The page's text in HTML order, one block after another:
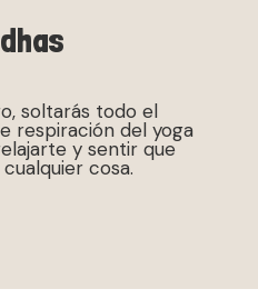
soltarás todo el
respiración del yoga
y sentir que
cosa.